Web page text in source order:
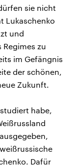
sie nicht
Lukaschenko
und
zu
im Gefängnis
der schönen,
Zukunft.
habe,
Dafür